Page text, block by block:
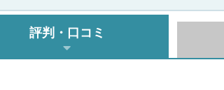
評判・口コミ